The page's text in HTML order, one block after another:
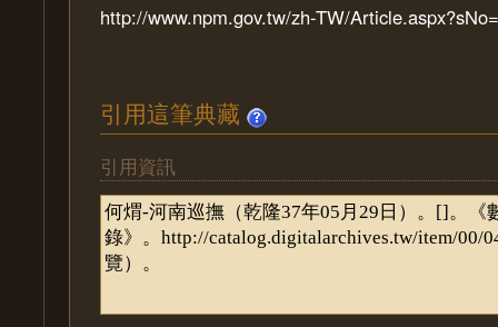
http://www.npm.gov.tw/zh-TW/
引用這筆典藏
引用資訊